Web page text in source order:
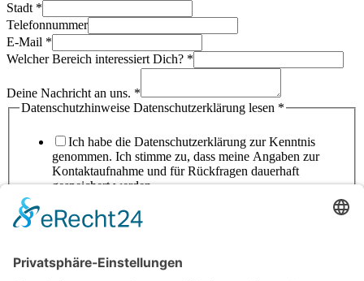
Stadt *
Telefonnummer
E-Mail *
Welcher Bereich interessiert Dich? *
Deine Nachricht an uns. *
Datenschutzhinweise Datenschutzerklärung lesen *
Ich habe die Datenschutzerklärung zur Kenntnis
genommen. Ich stimme zu, dass meine Angaben zur
Kontaktaufnahme und für Rückfragen dauerhaft
gespeichert werden.
Absenden
Datenschutzerklärung